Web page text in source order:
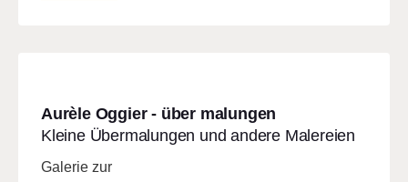
Aurèle Oggier - über malungen
Kleine Übermalungen und andere Malereien
Galerie zur